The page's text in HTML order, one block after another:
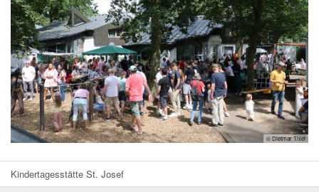
© Dietmar Thiel
Kindertagesstätte St. Josef